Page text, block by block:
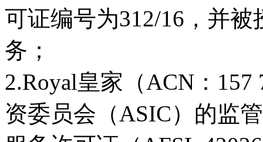
可证编号为312/16，并
务；
2.Royal皇家（ACN：
资委员会（ASIC）的监